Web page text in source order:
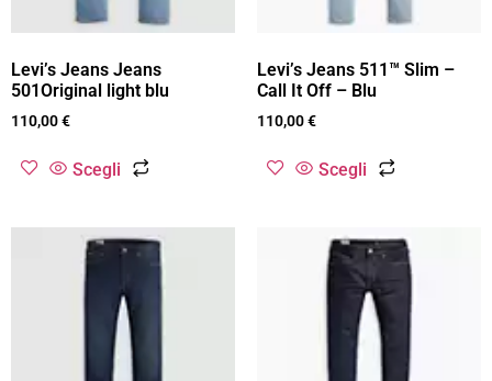
Levi’s Jeans Jeans
501Original light blu
110,00€
Scegli
Levi’s Jeans 511™ Slim –
Call It Off – Blu
110,00€
Scegli